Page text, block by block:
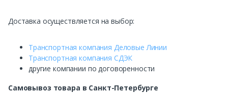
Доставка осуществляется на выбор:
Транспортная компания Деловые Линии
Транспортная компания СДЭК
другие компании по договоренности
Самовывоз товара в Санкт-Петербурге